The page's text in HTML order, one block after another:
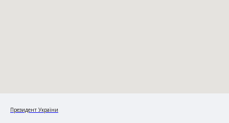
Президент України